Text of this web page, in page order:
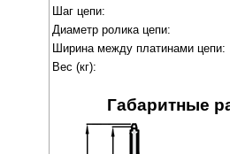
Шаг цепи:
Диаметр ролика цепи:
Ширина между платинами цепи:
Вес (кг):
Габаритные